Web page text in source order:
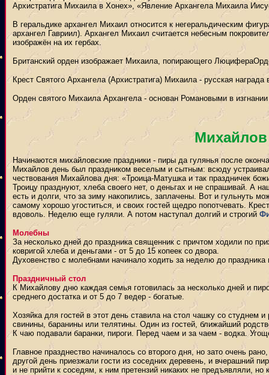
Архистратига Михаила в Хонех», «Явление Архангела Михаила
В геральдике архангел Михаил относится к негеральдическим
архангел Гавриил). Архангел Михаил считается небесным
изображён на их гербах.
Британский орден изображает Михаила, попирающего
Крест Святого Архангела (Архистратига) Михаила - русская
Орден святого Михаила Архангела - основан Романовыми в изгнании
Начинаются михайловские праздники - пиры да гулянья после
Михайлов день был праздником веселым и сытным: всюду
чествования Михайлова дня: «Троица-Матушка и так праздничек
Троицу празднуют, хлеба своего нет, о деньгах и не спрашивай. А
есть и долги, что за зиму накопились, заплачены. Вот и гульнуть
самому хорошо угоститься, и своих гостей щедро попотчевать.
вдоволь. Неделю еще гуляли. А потом наступал долгий и строгий
Молебны
За несколько дней до праздника священник с причтом ходили по
ковригой хлеба и деньгами - от 5 до 15 копеек со двора.
Духовенство с молебнами начинало ходить за неделю до
Праздничный стол
К Михайлову дню каждая семья готовилась за несколько дней и
среднего достатка и от 5 до 7 ведер - богатые.
Хозяйка для гостей в этот день ставила на стол чашку со
свинины, баранины или телятины. Один из гостей, ближайший
К чаю подавали баранки, пироги. Перед чаем и за чаем - водка.
Главное празднество начиналось со второго дня, но зато очень
другой день приезжали гости из соседних деревень, и вчерашний
и не прийти к соседям, к ним претензий никаких не предъявляли,